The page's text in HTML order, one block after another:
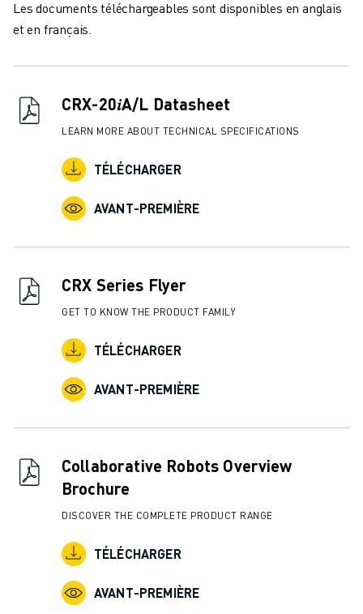
FANUC ACADEMY
SOLUTIONS POUR LES INDUSTRIES
WORLDSKILLS ET JEUNES TALENTS
ACTUALITÉS ET MÉDIAS
ACTUALITÉS ET MÉDIAS
EVÉNEMENTS
ÉVÉNEMENTS ÉDUCATIFS
A PROPOS DE FANUC
A PROPOS DE FANUC
DÉVELOPPEMENT DURABLE
CARRIÈRE
REJOIGNEZ-NOUS
IMPRESSION
Les documents téléchargeables sont disponibles en anglais
et en français.
CRX-20𝑖A/L Datasheet
LEARN MORE ABOUT TECHNICAL SPECIFICATIONS
TÉLÉCHARGER
AVANT-PREMIÈRE
CRX Series Flyer
GET TO KNOW THE PRODUCT FAMILY
TÉLÉCHARGER
AVANT-PREMIÈRE
Collaborative Robots Overview
Brochure
DISCOVER THE COMPLETE PRODUCT RANGE
TÉLÉCHARGER
AVANT-PREMIÈRE